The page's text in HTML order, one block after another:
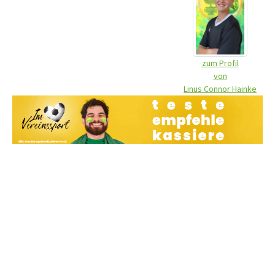
zum Profil
von
Linus Connor Hainke